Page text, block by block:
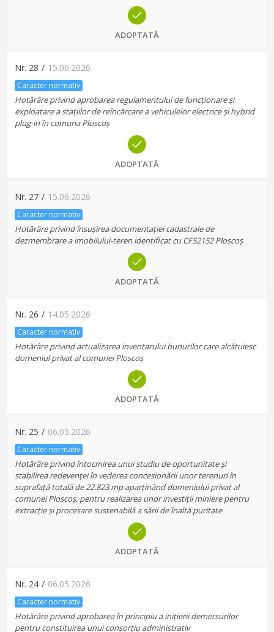
ADOPTATĂ
Nr. 28 / 15.06.2026
Caracter normativ
Hotărâre privind aprobarea regulamentului de funcționare și
exploatare a stațiilor de reîncărcare a vehiculelor electrice și hybrid
plug-in în comuna Ploscoș
ADOPTATĂ
Nr. 27 / 15.06.2026
Caracter normativ
Hotărâre privind însușirea documentației cadastrale de
dezmembrare a imobilului-teren identificat cu CF52152 Ploscoș
ADOPTATĂ
Nr. 26 / 14.05.2026
Caracter normativ
Hotărâre privind actualizarea inventarului bunurilor care alcătuiesc
domeniul privat al comunei Ploscoș
ADOPTATĂ
Nr. 25 / 06.05.2026
Caracter normativ
Hotărâre privind întocmirea unui studiu de oportunitate și
stabilirea redevenței în vederea concesionării unor terenuri în
suprafață totală de 22.823 mp aparținând domeniului privat al
comunei Ploscoș, pentru realizarea unor investiții miniere pentru
extracție și procesare sustenabilă a sării de înaltă puritate
ADOPTATĂ
Nr. 24 / 06.05.2026
Caracter normativ
Hotărâre privind aprobarea în principiu a inițierii demersurilor
pentru constituirea unui consorțiu administrativ